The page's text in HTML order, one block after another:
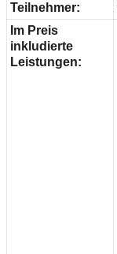
Teilnehmer:
Im Preis
inkludierte
Leistungen: